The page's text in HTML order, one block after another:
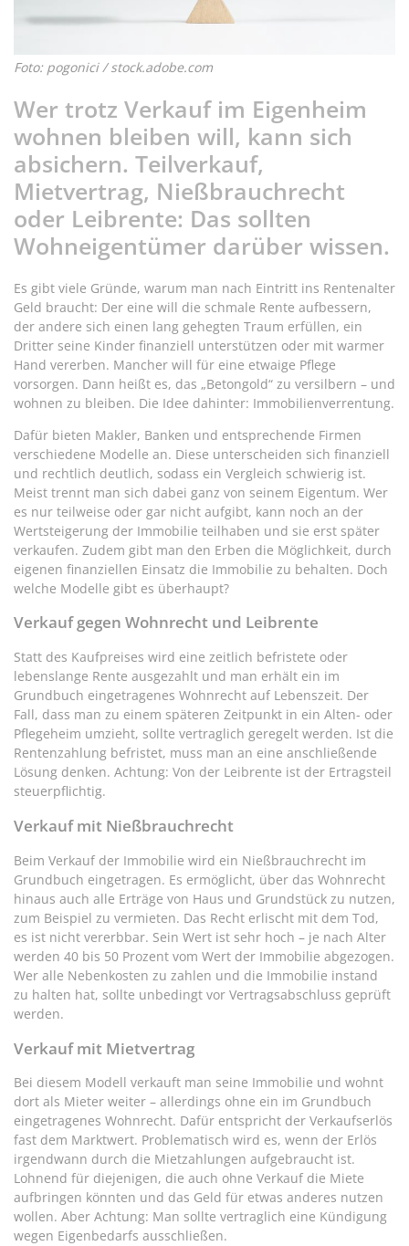
Foto: pogonici / stock.adobe.com
Wer trotz Verkauf im Eigenheim
wohnen bleiben will, kann sich
absichern. Teilverkauf,
Mietvertrag, Nießbrauchrecht
oder Leibrente: Das sollten
Wohneigentümer darüber wissen.
Es gibt viele Gründe, warum man nach Eintritt ins Rentenalter
Geld braucht: Der eine will die schmale Rente aufbessern,
der andere sich einen lang gehegten Traum erfüllen, ein
Dritter seine Kinder finanziell unterstützen oder mit warmer
Hand vererben. Mancher will für eine etwaige Pflege
vorsorgen. Dann heißt es, das „Betongold“ zu versilbern – und
wohnen zu bleiben. Die Idee dahinter: Immobilienverrentung.
Dafür bieten Makler, Banken und entsprechende Firmen
verschiedene Modelle an. Diese unterscheiden sich finanziell
und rechtlich deutlich, sodass ein Vergleich schwierig ist.
Meist trennt man sich dabei ganz von seinem Eigentum. Wer
es nur teilweise oder gar nicht aufgibt, kann noch an der
Wertsteigerung der Immobilie teilhaben und sie erst später
verkaufen. Zudem gibt man den Erben die Möglichkeit, durch
eigenen finanziellen Einsatz die Immobilie zu behalten. Doch
welche Modelle gibt es überhaupt?
Verkauf gegen Wohnrecht und Leibrente
Statt des Kaufpreises wird eine zeitlich befristete oder
lebenslange Rente ausgezahlt und man erhält ein im
Grundbuch eingetragenes Wohnrecht auf Lebenszeit. Der
Fall, dass man zu einem späteren Zeitpunkt in ein Alten- oder
Pflegeheim umzieht, sollte vertraglich geregelt werden. Ist die
Rentenzahlung befristet, muss man an eine anschließende
Lösung denken. Achtung: Von der Leibrente ist der Ertragsteil
steuerpflichtig.
Verkauf mit Nießbrauchrecht
Beim Verkauf der Immobilie wird ein Nießbrauchrecht im
Grundbuch eingetragen. Es ermöglicht, über das Wohnrecht
hinaus auch alle Erträge von Haus und Grundstück zu nutzen,
zum Beispiel zu vermieten. Das Recht erlischt mit dem Tod,
es ist nicht vererbbar. Sein Wert ist sehr hoch – je nach Alter
werden 40 bis 50 Prozent vom Wert der Immobilie abgezogen.
Wer alle Nebenkosten zu zahlen und die Immobilie instand
zu halten hat, sollte unbedingt vor Vertragsabschluss geprüft
werden.
Verkauf mit Mietvertrag
Bei diesem Modell verkauft man seine Immobilie und wohnt
dort als Mieter weiter – allerdings ohne ein im Grundbuch
eingetragenes Wohnrecht. Dafür entspricht der Verkaufserlös
fast dem Marktwert. Problematisch wird es, wenn der Erlös
irgendwann durch die Mietzahlungen aufgebraucht ist.
Lohnend für diejenigen, die auch ohne Verkauf die Miete
aufbringen könnten und das Geld für etwas anderes nutzen
wollen. Aber Achtung: Man sollte vertraglich eine Kündigung
wegen Eigenbedarfs ausschließen.